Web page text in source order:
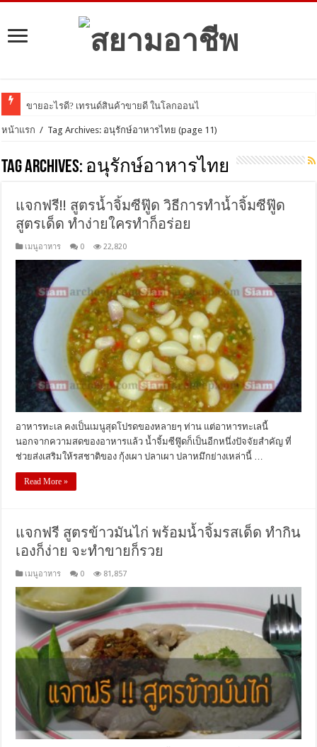
ขายอะไรดี? เทรนด์สินค้าขายดี ในโลกออนไลน์ ปี 2021 ม
หน้าแรก / Tag Archives: อนุรักษ์อาหารไทย (page 11)
Tag Archives: อนุรักษ์อาหารไทย
แจกฟรี!! สูตรน้ำจิ้มซีฟู๊ด วิธีการทำน้ำจิ้มซีฟู๊ด
สูตรเด็ด ทำง่ายใครทำก็อร่อย
เมนูอาหาร 0 22,820
อาหารทะเล คงเป็นเมนูสุดโปรดของหลายๆ ท่าน แต่อาหารทะเลนี้
นอกจากความสดของอาหารแล้ว น้ำจิ้มซีฟู๊ดก็เป็นอีกหนึ่งปัจจัยสำคัญ ที่
ช่วยส่งเสริมให้รสชาติของ กุ้งเผา ปลาเผา ปลาหมึกย่างเหล่านี้ …
Read More »
แจกฟรี สูตรข้าวมันไก่ พร้อมน้ำจิ้มรสเด็ด ทำกิน
เองก็ง่าย จะทำขายก็รวย
เมนูอาหาร 0 81,857